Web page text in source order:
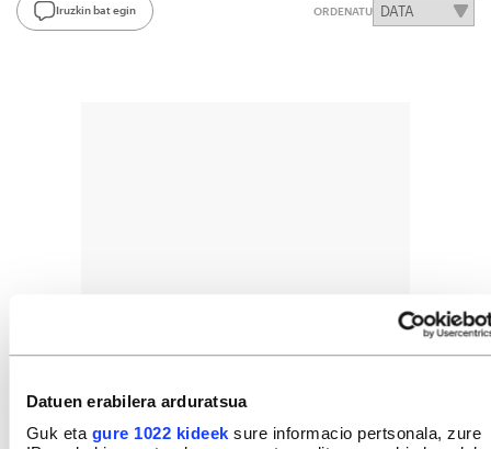
Datuen erabilera arduratsua
Guk eta gure 1022 kideek sure informacio pertsonala, zure
Iruzkin bat egin ORDENATU